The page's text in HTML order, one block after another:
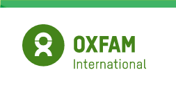
Pasar
contenido
principal